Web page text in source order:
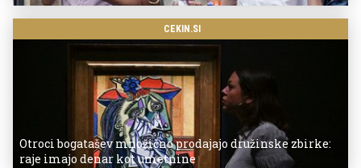
CEKIN.SI
Otroci bogatašev množično prodajajo družinske zbirke:
raje imajo denar kot umetnine